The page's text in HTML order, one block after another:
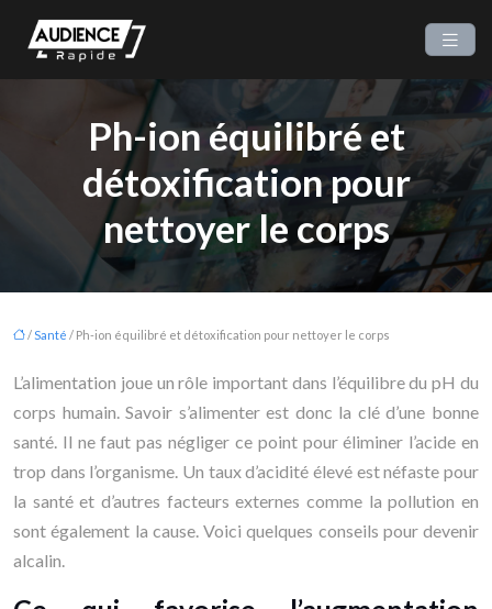
Ph-ion équilibré et
détoxification pour
nettoyer le corps
/Santé / Ph-ion équilibré et détoxification pour nettoyer le corps
L’alimentation joue un rôle important dans l’équilibre du pH du
corps humain. Savoir s’alimenter est donc la clé d’une bonne
santé. Il ne faut pas négliger ce point pour éliminer l’acide en
trop dans l’organisme. Un taux d’acidité élevé est néfaste pour
la santé et d’autres facteurs externes comme la pollution en
sont également la cause. Voici quelques conseils pour devenir
alcalin.